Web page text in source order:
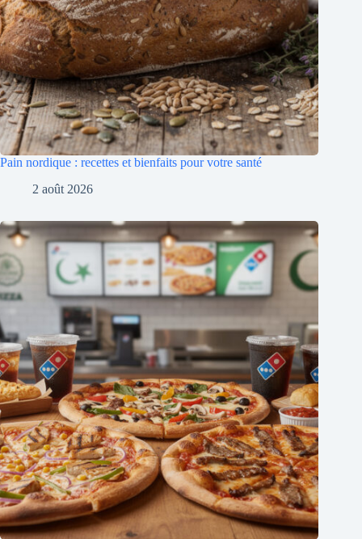
Pain nordique : recettes et bienfaits pour votre santé
2 août 2026